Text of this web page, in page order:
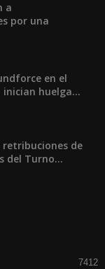
a
por una
en el
huelga...
de
del Turno...
7412